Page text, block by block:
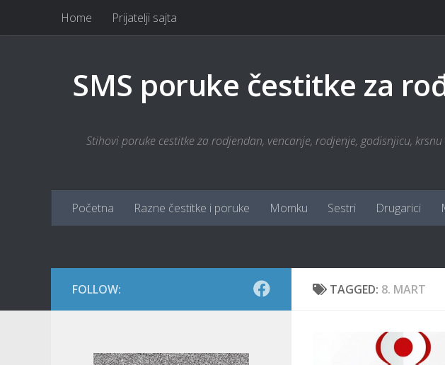
Skip to content
Home Prijatelji sajta
SMS poruke čestitke za
Stihovi poruke cestitke za rodjendan, vencanje, rodjenje, godisnjicu,
Početna Razne čestitke i poruke Momku Sestri Drugarici
TAGGED: 8. MART
FOLLOW: